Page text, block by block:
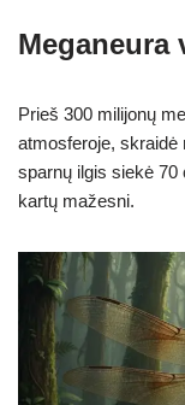
Meganeura
Prieš 300 milijonų
atmosferoje, skraidė
sparnų ilgis siekė 70
kartų mažesni.